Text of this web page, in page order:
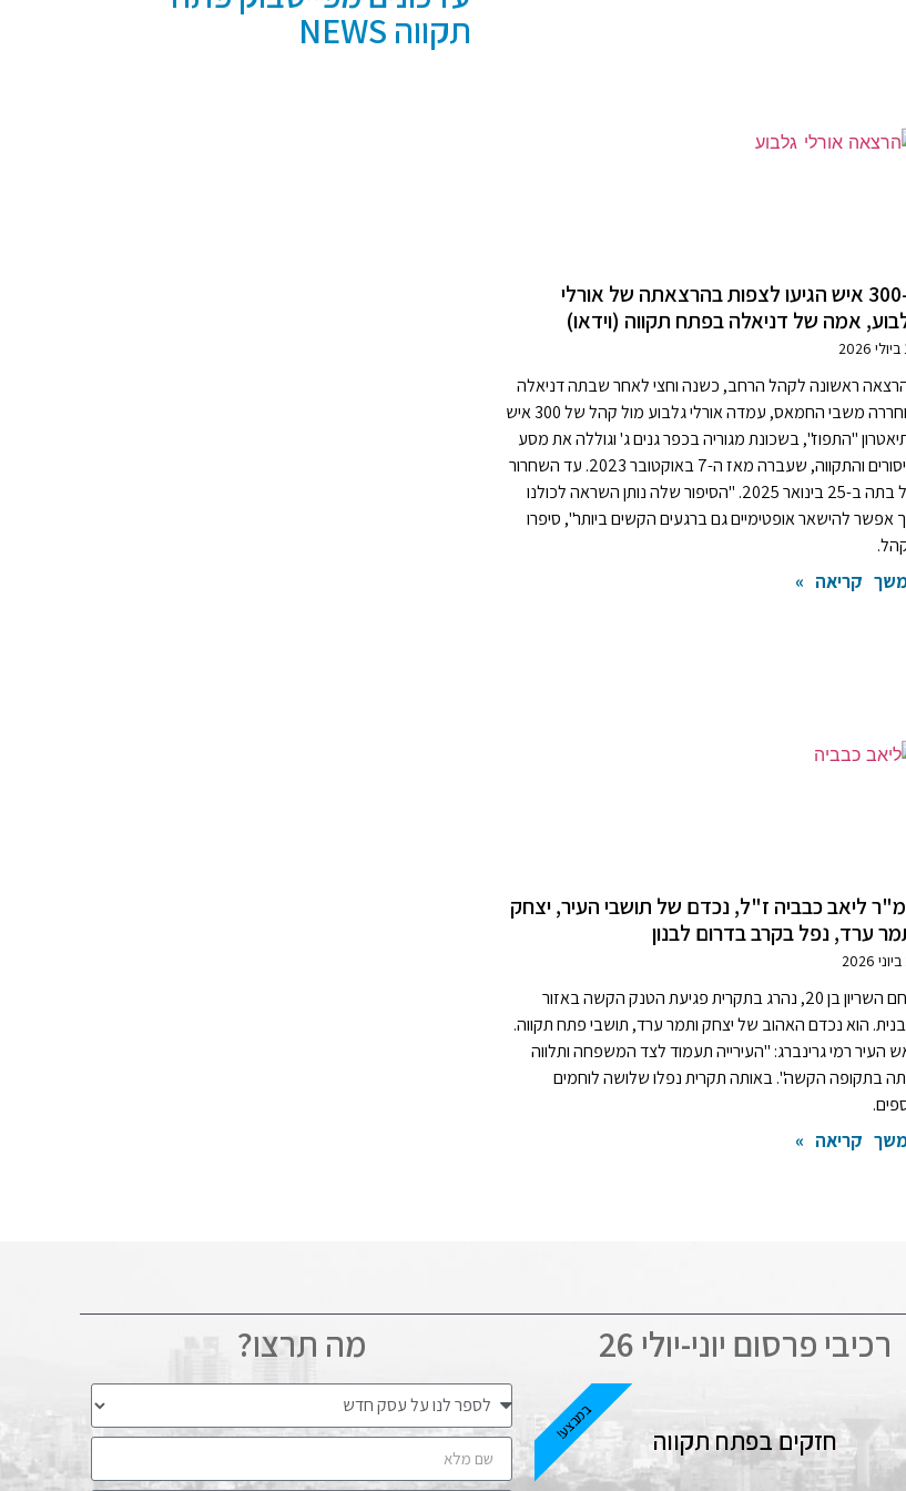
כ-300 איש הגיעו לצפות בהרצאתה של אורלי
אמה של דניאלה בפתח תקווה (וידאו)
ראשונה לקהל הרחב, כשנה וחצי לאחר שבתה דניאלה
שוחררה משבי החמאס, עמדה אורלי גלבוע מול קהל של 300 איש
"התפוז", בשכונת מגוריה בכפר גנים ג' וגוללה את מסע
הייסורים והתקווה, שעברה מאז ה-7 באוקטובר 2023. עד השחרור
של בתה ב-25 בינואר 2025. "הסיפור שלה נותן השראה לכולנו
אפשר להישאר אופטימיים גם ברגעים הקשים ביותר", סיפרו
קריאה »
ליאב כבביה ז"ל, נכדם של תושבי העיר, יצחק
ערד, נפל בקרב בדרום לבנון
לוחם השריון בן 20, נהרג בתקרית פגיעת הטנק הקשה באזור
הוא נכדם האהוב של יצחק ותמר ערד, תושבי פתח תקווה.
העיר רמי גרינברג: "העירייה תעמוד לצד המשפחה ותלווה
בתקופה הקשה". באותה תקרית נפלו שלושה לוחמים
קריאה »
תקווה NEWS
רכיבי פרסום יוני-יולי 26
חזקים בפתח תקווה במבצע!
מה תרצו?